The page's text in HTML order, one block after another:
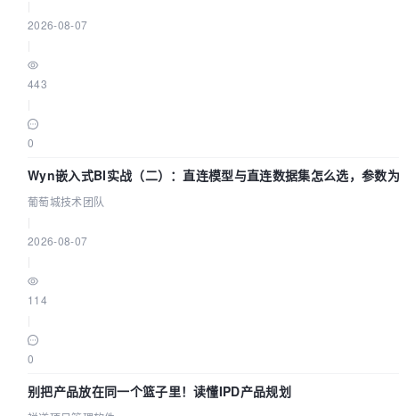
2026-08-07
443
0
Wyn嵌入式BI实战（二）：直连模型与直连数据集怎么选，参数
不生效？| 葡萄城技术团队
葡萄城技术团队
2026-08-07
114
0
别把产品放在同一个篮子里！读懂IPD产品规划